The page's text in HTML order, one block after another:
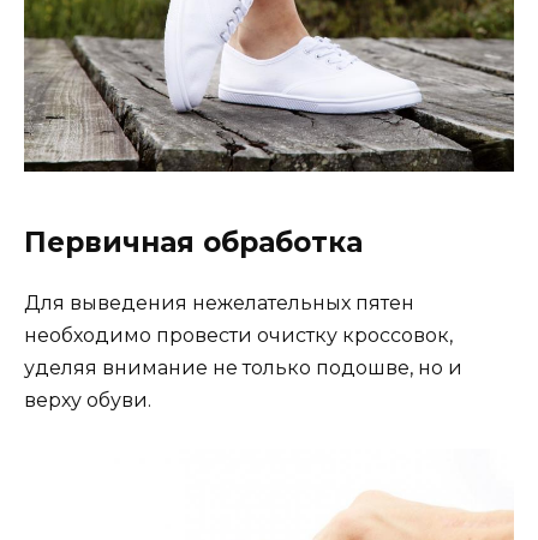
Первичная обработка
Для выведения нежелательных пятен
необходимо провести очистку кроссовок,
уделяя внимание не только подошве, но и
верху обуви.